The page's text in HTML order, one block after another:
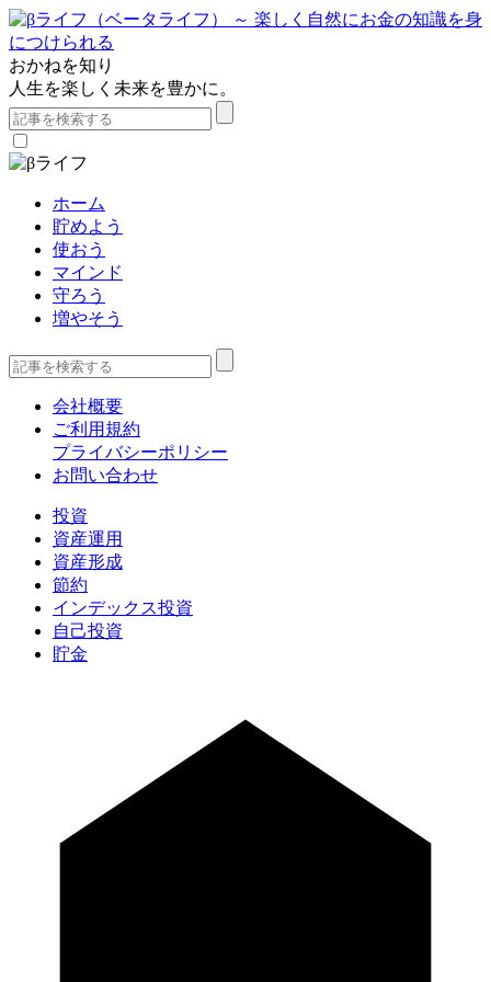
おかねを知り
人生を楽しく未来を豊かに。
ホーム
貯めよう
使おう
マインド
守ろう
増やそう
会社概要
ご利用規約
プライバシーポリシー
お問い合わせ
投資
資産運用
資産形成
節約
インデックス投資
自己投資
貯金